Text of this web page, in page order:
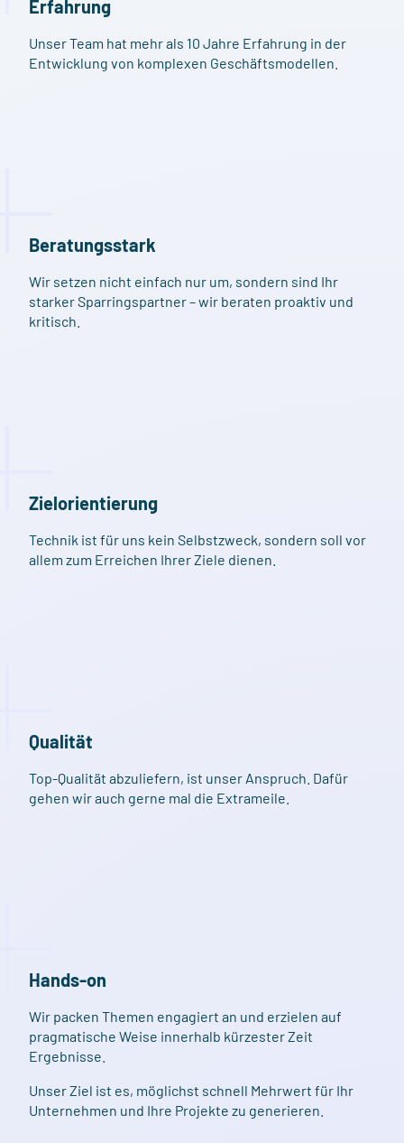
Erfahrung
Unser Team hat mehr als 10 Jahre Erfahrung in der
Entwicklung von komplexen Geschäftsmodellen.
Beratungsstark
Wir setzen nicht einfach nur um, sondern sind Ihr
starker Sparringspartner – wir beraten proaktiv und
kritisch.
Zielorientierung
Technik ist für uns kein Selbstzweck, sondern soll vor
allem zum Erreichen Ihrer Ziele dienen.
Qualität
Top-Qualität abzuliefern, ist unser Anspruch. Dafür
gehen wir auch gerne mal die Extrameile.
Hands-on
Wir packen Themen engagiert an und erzielen auf
pragmatische Weise innerhalb kürzester Zeit
Ergebnisse.
Unser Ziel ist es, möglichst schnell Mehrwert für Ihr
Unternehmen und Ihre Projekte zu generieren.